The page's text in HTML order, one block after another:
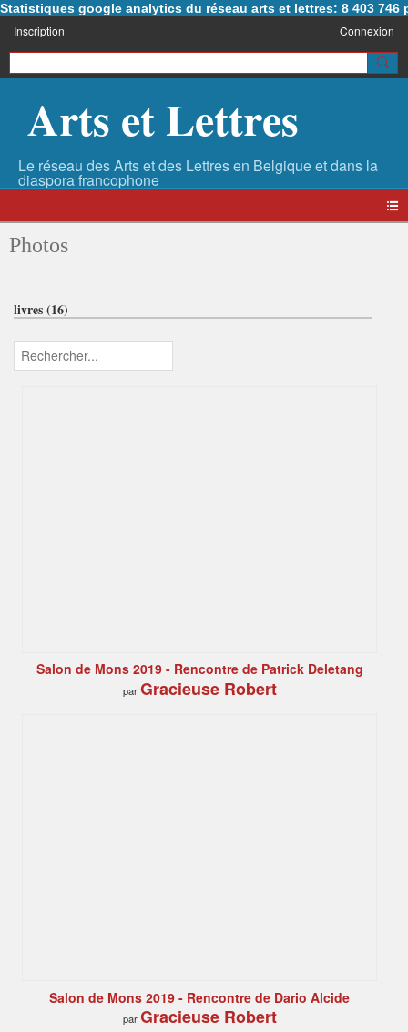
Statistiques google analytics du réseau arts et lettres: 8 403 746
Inscription Connexion
Arts et Lettres
Photos
livres (16)
Salon de Mons 2019 - Rencontre de Patrick Deletang
parGracieuse Robert
Salon de Mons 2019 - Rencontre de Dario Alcide
parGracieuse Robert